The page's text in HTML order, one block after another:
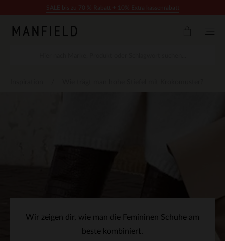
Wir zeigen dir, wie man die Femininen Schuhe am
beste kombiniert.